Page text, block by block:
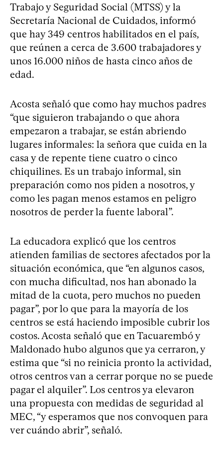
Trabajo y Seguridad Social (MTSS) y la
Secretaría Nacional de Cuidados, informó
que hay 349 centros habilitados en el país,
que reúnen a cerca de 3.600 trabajadores y
unos 16.000 niños de hasta cinco años de
edad.
Acosta señaló que como hay muchos padres
“que siguieron trabajando o que ahora
empezaron a trabajar, se están abriendo
lugares informales: la señora que cuida en la
casa y de repente tiene cuatro o cinco
chiquilines. Es un trabajo informal, sin
preparación como nos piden a nosotros, y
como les pagan menos estamos en peligro
nosotros de perder la fuente laboral”.
La educadora explicó que los centros
atienden familias de sectores afectados por la
situación económica, que “en algunos casos,
con mucha dificultad, nos han abonado la
mitad de la cuota, pero muchos no pueden
pagar”, por lo que para la mayoría de los
centros se está haciendo imposible cubrir los
costos. Acosta señaló que en Tacuarembó y
Maldonado hubo algunos que ya cerraron, y
estima que “si no reinicia pronto la actividad,
otros centros van a cerrar porque no se puede
pagar el alquiler”. Los centros ya elevaron
una propuesta con medidas de seguridad al
MEC, “y esperamos que nos convoquen para
ver cuándo abrir”, señaló.